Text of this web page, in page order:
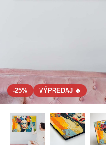
-25% VÝPREDAJ 🔥